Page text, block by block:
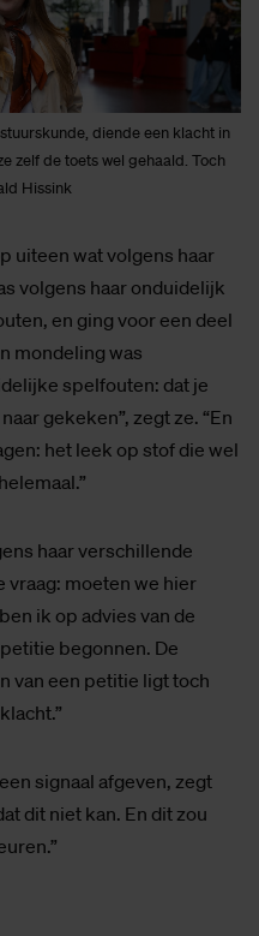
diende een klacht in
zelf de toets wel gehaald. Toch
Hissink
uiteen wat volgens haar
volgens haar onduidelijk
en ging voor een deel
mondeling was
spelfouten: dat je
gekeken”, zegt ze. “En
het leek op stof die wel
haar verschillende
vraag: moeten we hier
ik op advies van de
begonnen. De
van een petitie ligt toch
signaal afgeven, zegt
dit niet kan. En dit zou